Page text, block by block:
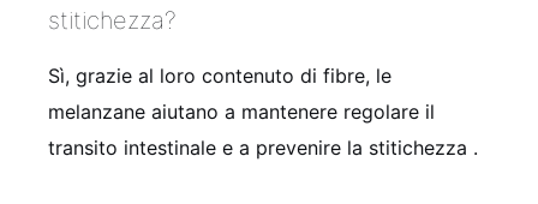
stitichezza?
Sì, grazie al loro contenuto di fibre, le
melanzane aiutano a mantenere regolare il
transito intestinale e a prevenire la stitichezza .